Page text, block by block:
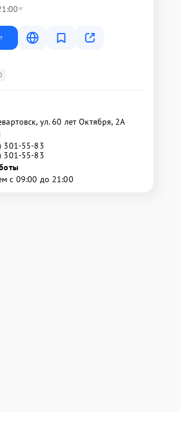
ул. 60 лет Октября, 2А
301-55-83
301-55-83
с 09:00 до 21:00